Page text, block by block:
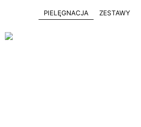
PIELĘGNACJA ZESTAWY